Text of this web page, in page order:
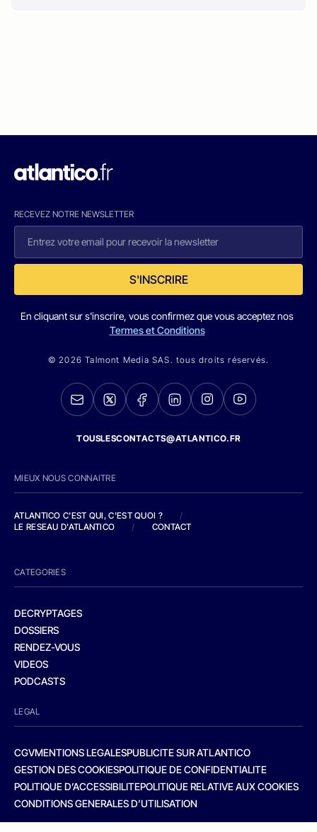
RECEVEZ NOTRE NEWSLETTER
S'INSCRIRE
En cliquant sur s'inscrire, vous confirmez que vous acceptez nos
Termes et Conditions
© 2026 Talmont Media SAS. tous droits réservés.
TOUSLESCONTACTS@ATLANTICO.FR
MIEUX NOUS CONNAITRE
ATLANTICO C'EST QUI, C'EST QUOI ?
/
LE RESEAU D'ATLANTICO
/ CONTACT
CATEGORIES
DECRYPTAGES
DOSSIERS
RENDEZ-VOUS
VIDEOS
PODCASTS
LEGAL
CGVMENTIONS LEGALESPUBLICITE SUR ATLANTICO
GESTION DES COOKIESPOLITIQUE DE CONFIDENTIALITE
POLITIQUE D’ACCESSIBILITEPOLITIQUE RELATIVE AUX COOKIES
CONDITIONS GENERALES D’UTILISATION